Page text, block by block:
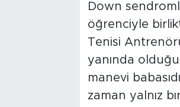
Down
öğrenciyle
Tenisi
yanında
manevi
zaman yalnız